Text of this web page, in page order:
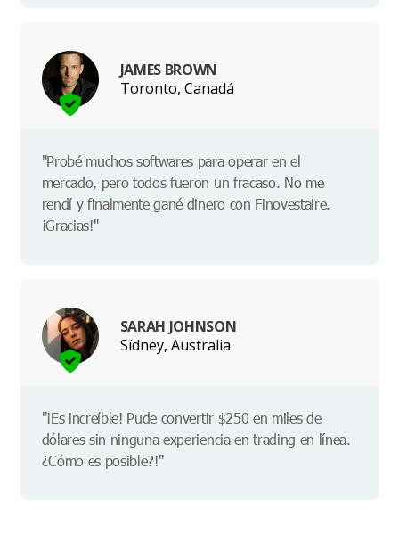
JAMES BROWN
Toronto, Canadá
"Probé muchos softwares para operar en el
mercado, pero todos fueron un fracaso. No me
rendí y finalmente gané dinero con Finovestaire.
¡Gracias!"
SARAH JOHNSON
Sídney, Australia
"¡Es increíble! Pude convertir $250 en miles de
dólares sin ninguna experiencia en trading en línea.
¿Cómo es posible?!"